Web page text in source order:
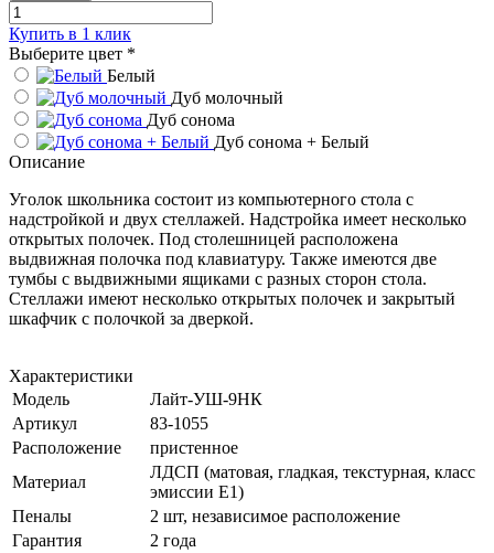
Купить в 1 клик
Выберите цвет *
Белый
Дуб молочный
Дуб сонома
Дуб сонома + Белый
Описание
Уголок школьника состоит из компьютерного стола с
надстройкой и двух стеллажей. Надстройка имеет несколько
открытых полочек. Под столешницей расположена
выдвижная полочка под клавиатуру. Также имеются две
тумбы с выдвижными ящиками с разных сторон стола.
Стеллажи имеют несколько открытых полочек и закрытый
шкафчик с полочкой за дверкой.
Характеристики
Модель
Лайт-УШ-9НК
Артикул
83-1055
Расположение
пристенное
Материал
ЛДСП (матовая, гладкая, текстурная, класс
эмиссии E1)
Пеналы
2 шт, независимое расположение
Гарантия
2 года